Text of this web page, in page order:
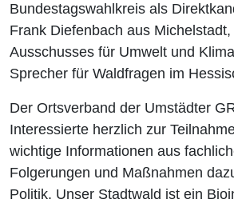
Bundestagswahlkreis als
Frank Diefenbach aus
Ausschusses für Umwelt und
Sprecher für Waldfragen im
Der Ortsverband der Umstädter
Interessierte herzlich zur
wichtige Informationen aus
Folgerungen und Maßnahmen
Politik. Unser Stadtwald ist ein